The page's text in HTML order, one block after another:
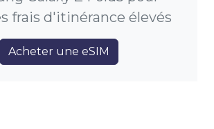
frais d'itinérance élevés
Acheter une eSIM